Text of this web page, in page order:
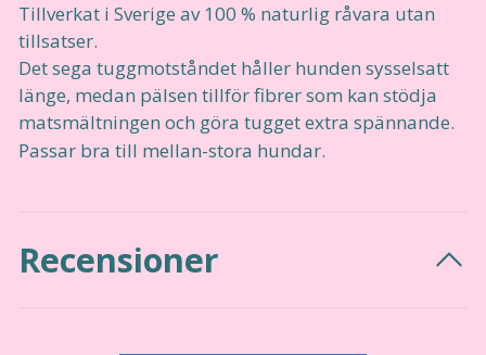
Tillverkat i Sverige av 100 % naturlig råvara utan
tillsatser.
Det sega tuggmotståndet håller hunden sysselsatt
länge, medan pälsen tillför fibrer som kan stödja
matsmältningen och göra tugget extra spännande.
Passar bra till mellan-stora hundar.
Recensioner